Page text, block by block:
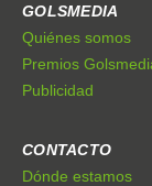
GOLSMEDIA
Quiénes somos
Premios
Publicidad
CONTACTO
Dónde estamos